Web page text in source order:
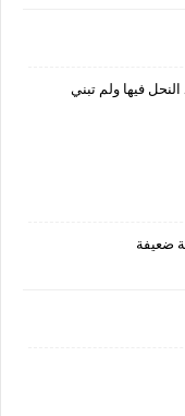
فيها ولم تبني
ضعيفة